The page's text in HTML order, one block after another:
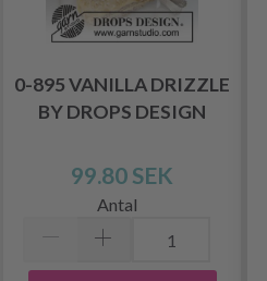
0-895 VANILLA DRIZZLE
BY DROPS DESIGN
99.80 SEK
Antal